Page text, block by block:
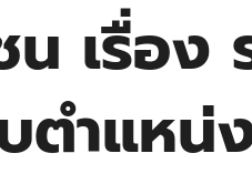
เรื่อง
ตำแห